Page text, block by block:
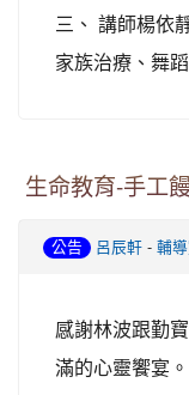
三、 講師楊依
家族治療、舞
生命教育-手工
公告 呂辰軒 - 輔
感謝林波跟勤
滿的心靈饗宴